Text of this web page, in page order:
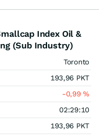
Index Oil &
(Sub Industry)
Toronto
193,96 PKT
-0,99%
02:29:10
193,96 PKT